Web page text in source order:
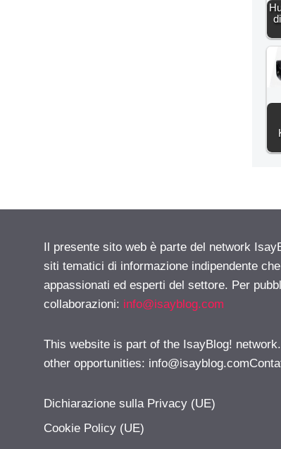
Il presente sito web è parte del network
siti tematici di informazione indipendente
appassionati ed esperti del settore. Per
collaborazioni: info@isayblog.com
This website is part of the IsayBlog!
other opportunities:
Dichiarazione sulla Privacy (UE)
Cookie Policy (UE)